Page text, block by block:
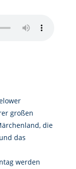
großen
die
das
werden